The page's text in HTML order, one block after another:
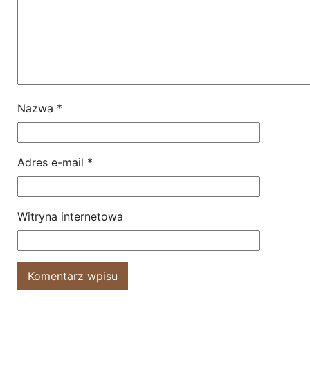
Nazwa *
Adres e-mail *
Witryna internetowa